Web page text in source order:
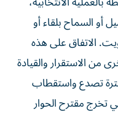
أو السماح بلقاء أو
الاتفاق على هذه
يضمن 20 عاماً أخرى من الاستقرار والقيادة
تصدع واستقطاب
تخرج مقترح الحوار